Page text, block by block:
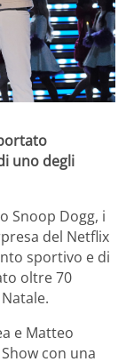
uno degli
Snoop Dogg, i
del Netflix
sportivo e di
oltre 70
e Matteo
con una